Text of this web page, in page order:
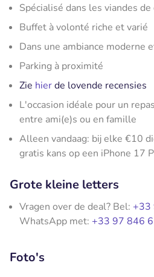
Spécialisé dans les viandes
Buffet à volonté riche et varié
Dans une ambiance moderne
Parking à proximité
Zie hierde lovende recensies
L'occasion idéale pour un
entre ami(e)s ou en famille
Alleen vandaag: bij elke €10
gratis kans op een iPhone 17
Grote kleine letters
Vragen over de deal? Bel: +33
WhatsApp met: +33 97 846
Foto's